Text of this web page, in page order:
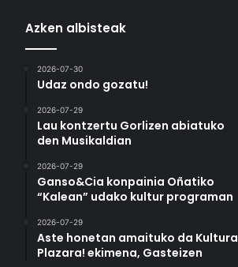
Azken albisteak
2026-07-30
Udaz ondo gozatu!
2026-07-29
Lau kontzertu Gorlizen abiatuko
den Musikaldian
2026-07-29
Ganso&Cia konpainia Oñatiko
“Kalean” udako kultur programan
2026-07-29
Aste honetan amaituko da Kultura
Plazara! ekimena, Gasteizen